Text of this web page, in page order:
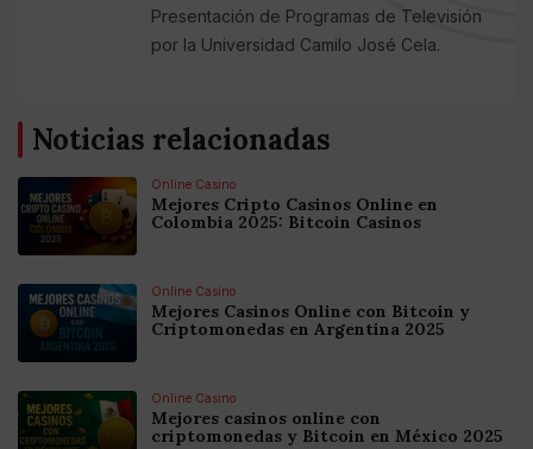
Presentación de Programas de Televisión
por la Universidad Camilo José Cela.
Noticias relacionadas
Online Casino
Mejores Cripto Casinos Online en
Colombia 2025: Bitcoin Casinos
Online Casino
Mejores Casinos Online con Bitcoin y
Criptomonedas en Argentina 2025
Online Casino
Mejores casinos online con
criptomonedas y Bitcoin en México 2025